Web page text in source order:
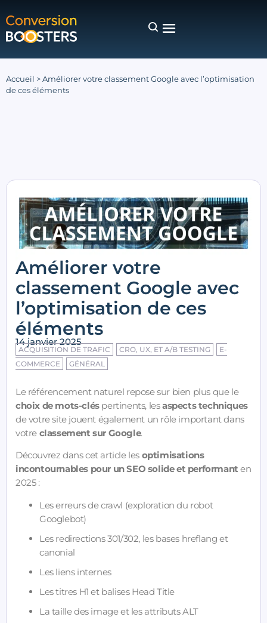
Accueil >Améliorer votre classement Google avec l’optimisation
de ces éléments
Améliorer votre
classement Google avec
l’optimisation de ces
éléments
14 janvier 2025
ACQUISITION DE TRAFIC CRO, UX, ET A/B TESTING
E-
COMMERCE
GÉNÉRAL
Le référencement naturel repose sur bien plus que le
choix de mots-cléspertinents, lesaspects techniques
de votre site jouent également un rôle important dans
votre classement sur Google.
Découvrez dans cet article les optimisations
incontournables pour un SEO solide et performant en
2025 :
Les erreurs de crawl (exploration du robot
Googlebot)
Les redirections 301/302, les bases hreflang et
canonial
Les liens internes
Les titres H1 et balises Head Title
La taille des image et les attributs ALT